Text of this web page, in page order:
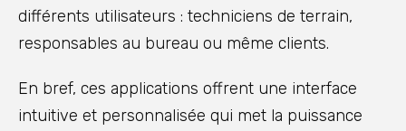
différents utilisateurs : techniciens de terrain,
responsables au bureau ou même clients.
En bref, ces applications offrent une interface
intuitive et personnalisée qui met la puissance